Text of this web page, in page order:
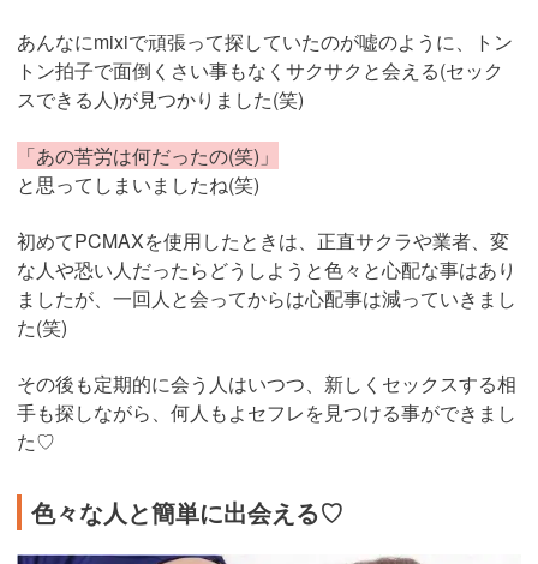
あんなにmixiで頑張って探していたのが嘘のように、トン
トン拍子で面倒くさい事もなくサクサクと会える(セック
スできる人)が見つかりました(笑)
「あの苦労は何だったの(笑)」
と思ってしまいましたね(笑)
初めてPCMAXを使用したときは、正直サクラや業者、変
な人や恐い人だったらどうしようと色々と心配な事はあり
ましたが、一回人と会ってからは心配事は減っていきまし
た(笑)
その後も定期的に会う人はいつつ、新しくセックスする相
手も探しながら、何人もよセフレを見つける事ができまし
た♡
色々な人と簡単に出会える♡